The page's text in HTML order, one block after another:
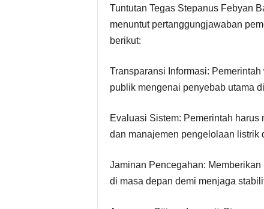
Tuntutan Tegas Stepanus Febyan
menuntut pertanggungjawaban
berikut:
Transparansi Informasi:
publik mengenai penyebab utama
Evaluasi Sistem: Pemerintah
dan manajemen pengelolaan listrik
Jaminan Pencegahan:
di masa depan demi menjaga